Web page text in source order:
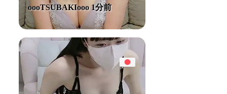
oooTSUBAKIooo 1分前